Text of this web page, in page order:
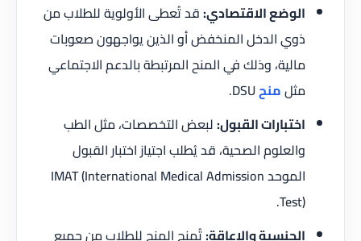
الوضع الاقتصادي:قد تُعطى الأولوية للطلاب من
ذوي الدخل المنخفض أو الذين يواجهون صعوبات
مالية، وذلك في المنح المرتبطة بالدعم الاجتماعي
مثلمنح
اختبارات القبول:لبعض التخصصات، مثل الطب
والعلوم الصحية، قد يُطلب اجتياز اختبار القبول
الموحد IMAT (International Medical Admission
Test).
الجنسية والإعاقة:تُمنح المنح للطلاب من جميع